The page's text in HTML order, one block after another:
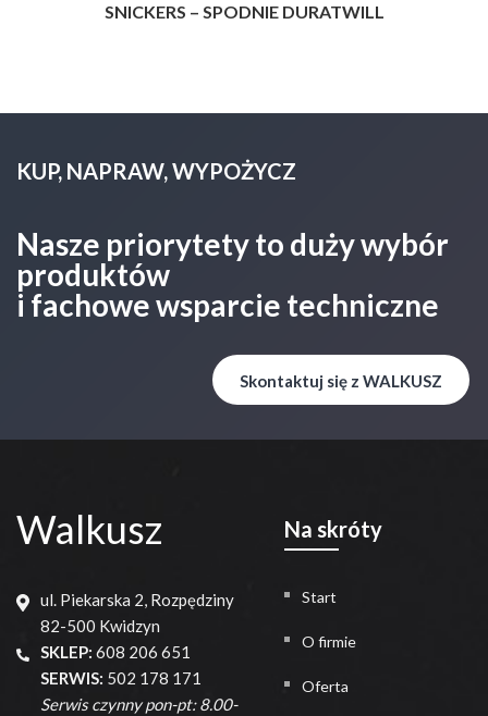
SNICKERS – SPODNIE DURATWILL
KUP, NAPRAW, WYPOŻYCZ
Nasze priorytety to duży wybór
produktów
i fachowe wsparcie techniczne
Skontaktuj się z WALKUSZ
Walkusz
ul. Piekarska 2, Rozpędziny
82-500 Kwidzyn
SKLEP: 608 206 651
SERWIS: 502 178 171
Serwis czynny pon-pt: 8.00-
Na skróty
Start
O firmie
Oferta